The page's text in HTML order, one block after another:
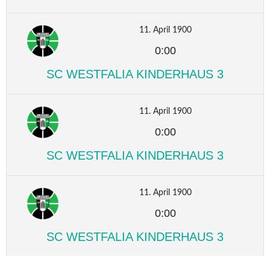
11. April 1900
0:00
SC WESTFALIA KINDERHAUS 3
11. April 1900
0:00
SC WESTFALIA KINDERHAUS 3
11. April 1900
0:00
SC WESTFALIA KINDERHAUS 3